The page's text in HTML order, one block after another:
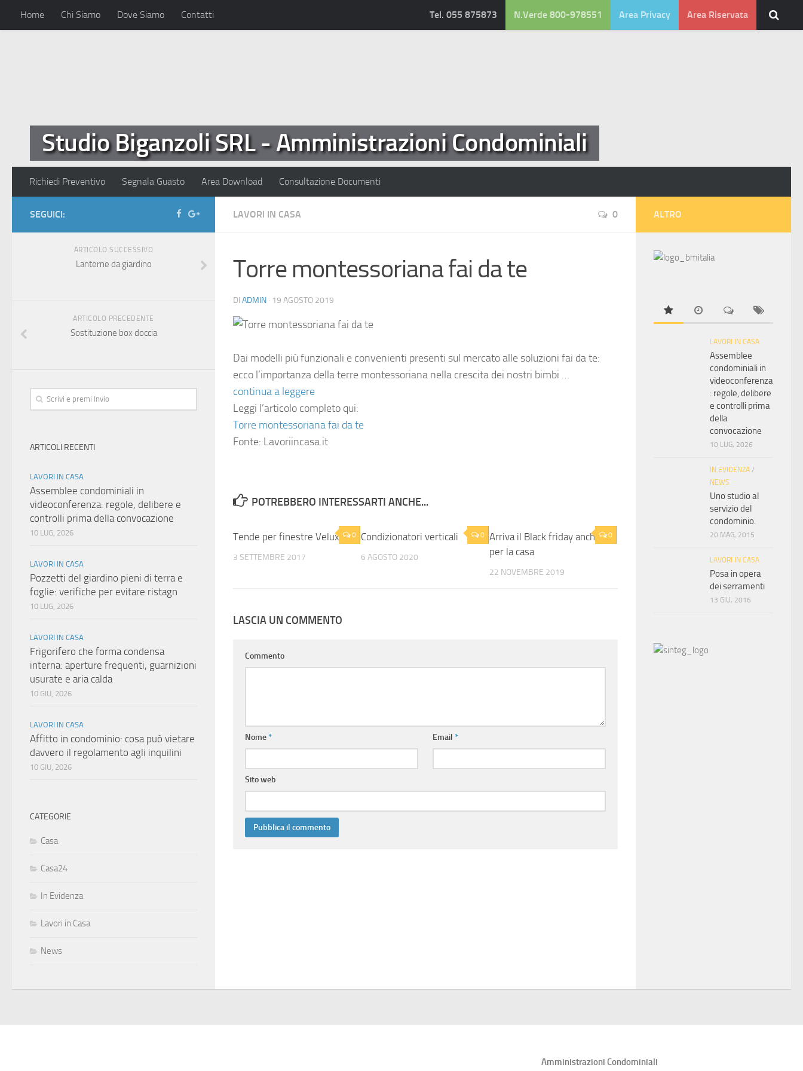
Home Chi Siamo Dove Siamo Contatti Area Riservata
Area Privacy
N.Verde 800-978551
Tel. 055 875873
Studio Biganzoli SRL - Amministrazioni Condominiali
Richiedi Preventivo Segnala Guasto Area Download Consultazione Documenti
LAVORI IN CASA 0
Torre montessoriana fai da te
DI ADMIN · 19 AGOSTO 2019
Dai modelli più funzionali e convenienti presenti sul mercato alle soluzioni fai da te:
ecco l’importanza della terre montessoriana nella crescita dei nostri bimbi …
continua a leggere
Leggi l’articolo completo qui:
Torre montessoriana fai da te
Fonte: Lavoriincasa.it
POTREBBERO INTERESSARTI ANCHE...
0
Tende per finestre Velux
3 SETTEMBRE 2017
0
Condizionatori verticali
6 AGOSTO 2020
0
Arriva il Black friday anche
per la casa
22 NOVEMBRE 2019
LASCIA UN COMMENTO
Commento
Nome* Email*
Sito web
SEGUICI:
ARTICOLO SUCCESSIVO
Lanterne da giardino
ARTICOLO PRECEDENTE
Sostituzione box doccia
ARTICOLI RECENTI
LAVORI IN CASA
Assemblee condominiali in
videoconferenza: regole, delibere e
controlli prima della convocazione
10 LUG, 2026
LAVORI IN CASA
Pozzetti del giardino pieni di terra e
foglie: verifiche per evitare ristagn
10 LUG, 2026
LAVORI IN CASA
Frigorifero che forma condensa
interna: aperture frequenti, guarnizioni
usurate e aria calda
10 GIU, 2026
LAVORI IN CASA
Affitto in condominio: cosa può vietare
davvero il regolamento agli inquilini
10 GIU, 2026
CATEGORIE
Casa
Casa24
In Evidenza
Lavori in Casa
News
ALTRO
LAVORI IN CASA
Assemblee
condominiali in
videoconferenza
: regole, delibere
e controlli prima
della
convocazione
10 LUG, 2026
IN EVIDENZA /
NEWS
Uno studio al
servizio del
condominio.
20 MAG, 2015
LAVORI IN CASA
Posa in opera
dei serramenti
13 GIU, 2016
Amministrazioni Condominiali